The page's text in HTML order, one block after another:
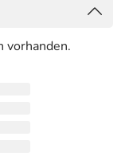
vorhanden.